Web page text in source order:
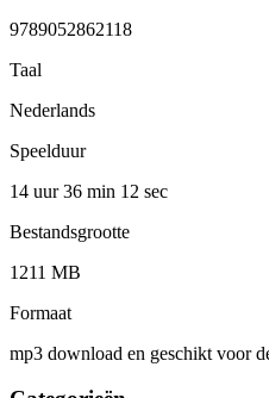
9789052862118
Taal
Nederlands
Speelduur
14 uur 36 min 12 sec
Bestandsgrootte
1211 MB
Formaat
mp3 download en geschikt voor